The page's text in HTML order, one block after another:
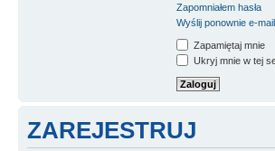
Zapomniałem hasła
Wyślij ponownie e-
Zapamiętaj mnie
Ukryj mnie w tej
ZAREJESTRUJ